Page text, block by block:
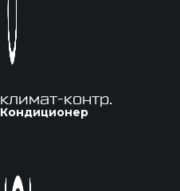
климат-контр.
Кондиционер